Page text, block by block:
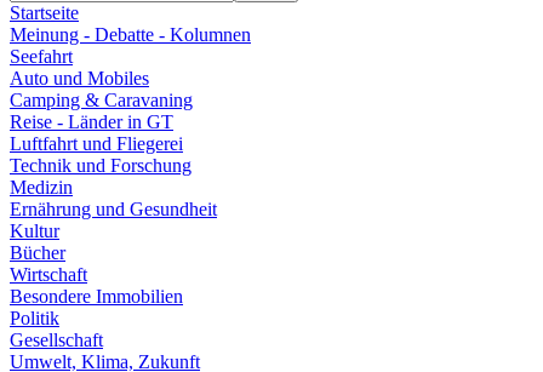
Startseite
Meinung - Debatte - Kolumnen
Seefahrt
Auto und Mobiles
Camping & Caravaning
Reise - Länder in GT
Luftfahrt und Fliegerei
Technik und Forschung
Medizin
Ernährung und Gesundheit
Kultur
Bücher
Wirtschaft
Besondere Immobilien
Politik
Gesellschaft
Umwelt, Klima, Zukunft